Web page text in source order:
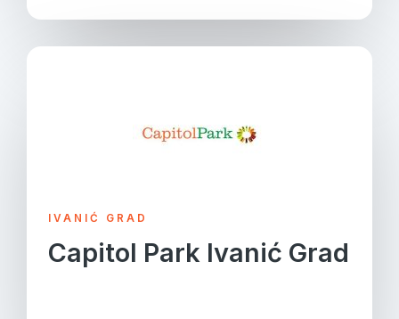
IVANIĆ GRAD
Capitol Park Ivanić Grad